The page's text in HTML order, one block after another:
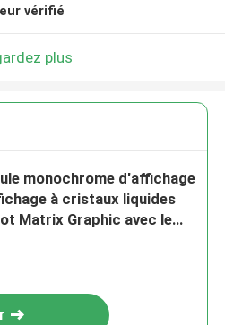
vérifié
plus
monochrome d'affichage
à cristaux liquides
Matrix Graphic avec le